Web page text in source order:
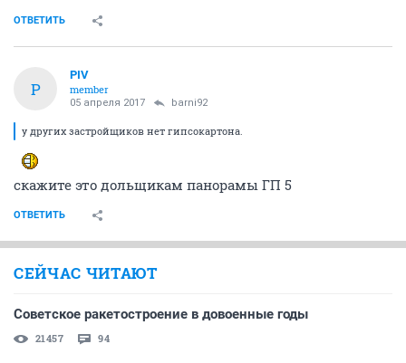
ОТВЕТИТЬ
P
PIV
member
05 апреля 2017 barni92
у других застройщиков нет гипсокартона.
скажите это дольщикам панорамы ГП 5
ОТВЕТИТЬ
СЕЙЧАС ЧИТАЮТ
Советское ракетостроение в довоенные годы
21457 94